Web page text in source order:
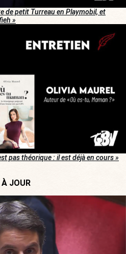
de petit Turreau en Playmobil, et
»
pas théorique : il est déjà en cours »
JOUR